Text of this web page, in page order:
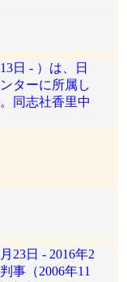
日 - ）は、日
ターに所属し
同志社香里中
23日 - 2016年2
事（2006年11